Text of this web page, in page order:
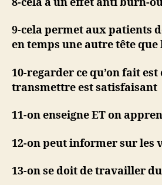
9-cela permet aux patients
en temps une autre tête
10-regarder ce qu’on fait
transmettre est satisfaisant
11-on enseigne ET on
12-on peut informer sur les
13-on se doit de travailler